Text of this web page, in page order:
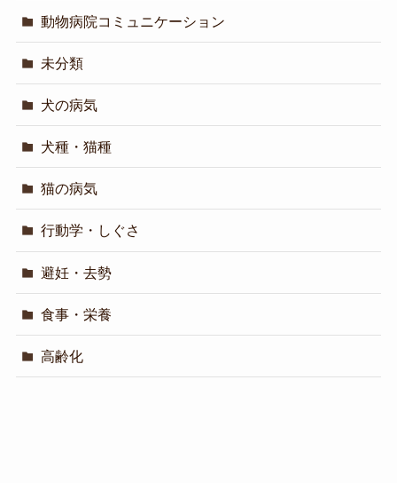
動物病院コミュニケーション
未分類
犬の病気
犬種・猫種
猫の病気
行動学・しぐさ
避妊・去勢
食事・栄養
高齢化